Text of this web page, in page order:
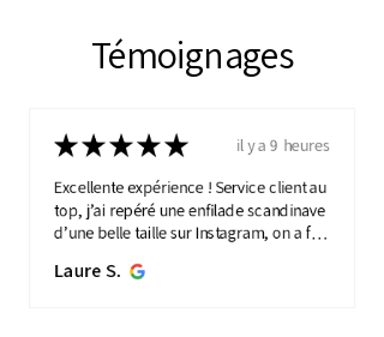
Témoignages
★★★★★
il y a 9 heures
Excellente expérience ! Service client au
top, j’ai repéré une enfilade scandinave
d’une belle taille sur Instagram, on a fait
plus...MONTRE PLUS
Laure S.